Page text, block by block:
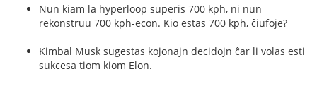
Nun kiam la hyperloop superis 700 kph, ni nun
rekonstruu 700 kph-econ. Kio estas 700 kph, ĉiufoje?
Kimbal Musk sugestas kojonajn decidojn ĉar li volas esti
sukcesa tiom kiom Elon.